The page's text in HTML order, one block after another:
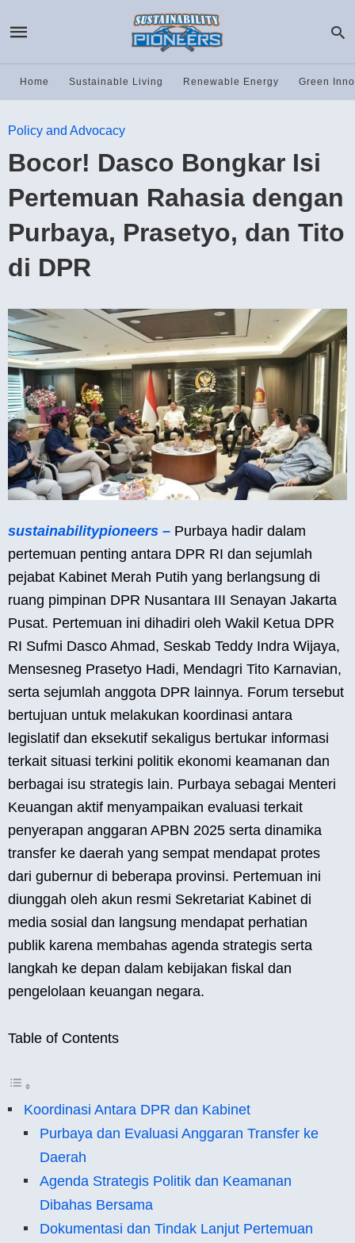
Home Sustainable Living Renewable Energy Green
Policy and Advocacy
Bocor! Dasco Bongkar Isi
Pertemuan Rahasia dengan
Purbaya, Prasetyo, dan Tito
di DPR
sustainabilitypioneers – Purbaya hadir dalam
pertemuan penting antara DPR RI dan sejumlah
pejabat Kabinet Merah Putih yang berlangsung di
ruang pimpinan DPR Nusantara III Senayan Jakarta
Pusat. Pertemuan ini dihadiri oleh Wakil Ketua DPR
RI Sufmi Dasco Ahmad, Seskab Teddy Indra Wijaya,
Mensesneg Prasetyo Hadi, Mendagri Tito Karnavian,
serta sejumlah anggota DPR lainnya. Forum tersebut
bertujuan untuk melakukan koordinasi antara
legislatif dan eksekutif sekaligus bertukar informasi
terkait situasi terkini politik ekonomi keamanan dan
berbagai isu strategis lain. Purbaya sebagai Menteri
Keuangan aktif menyampaikan evaluasi terkait
penyerapan anggaran APBN 2025 serta dinamika
transfer ke daerah yang sempat mendapat protes
dari gubernur di beberapa provinsi. Pertemuan ini
diunggah oleh akun resmi Sekretariat Kabinet di
media sosial dan langsung mendapat perhatian
publik karena membahas agenda strategis serta
langkah ke depan dalam kebijakan fiskal dan
pengelolaan keuangan negara.
Table of Contents
Koordinasi Antara DPR dan Kabinet
Purbaya dan Evaluasi Anggaran Transfer ke
Daerah
Agenda Strategis Politik dan Keamanan
Dibahas Bersama
Dokumentasi dan Tindak Lanjut Pertemuan